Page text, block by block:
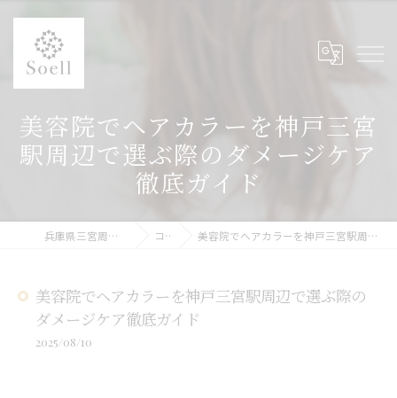
美容院でヘアカラーを神戸三宮
駅周辺で選ぶ際のダメージケア
徹底ガイド
兵庫県三宮周辺の美容院ならSoell コラム 美容院でヘアカラーを神戸三宮駅周辺で選ぶ際のダメージケア徹底ガイド
美容院でヘアカラーを神戸三宮駅周辺で選ぶ際の
ダメージケア徹底ガイド
2025/08/10